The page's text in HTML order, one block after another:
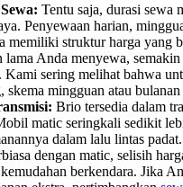
Tentu saja, durasi sewa
Penyewaan harian,
memiliki struktur harga yang
lama Anda menyewa,
Kami sering melihat bahwa
skema mingguan atau
Brio tersedia dalam
matic seringkali sedikit
dalam lalu lintas
dengan matic, selisih
berkendara. Jika